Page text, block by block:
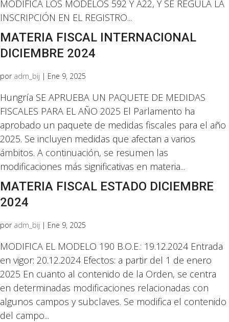
MODIFICA LOS MODELOS 592 Y A22, Y SE REGULA LA
INSCRIPCIÓN EN EL REGISTRO...
MATERIA FISCAL INTERNACIONAL
DICIEMBRE 2024
por adm_bij | Ene 9, 2025
Hungría SE APRUEBA UN PAQUETE DE MEDIDAS
FISCALES PARA EL AÑO 2025 El Parlamento ha
aprobado un paquete de medidas fiscales para el año
2025. Se incluyen medidas que afectan a varios
ámbitos. A continuación, se resumen las
modificaciones más significativas en materia...
MATERIA FISCAL ESTADO DICIEMBRE
2024
por adm_bij | Ene 9, 2025
MODIFICA EL MODELO 190 B.O.E.: 19.12.2024 Entrada
en vigor: 20.12.2024 Efectos: a partir del 1 de enero
2025 En cuanto al contenido de la Orden, se centra
en determinadas modificaciones relacionadas con
algunos campos y subclaves. Se modifica el contenido
del campo...